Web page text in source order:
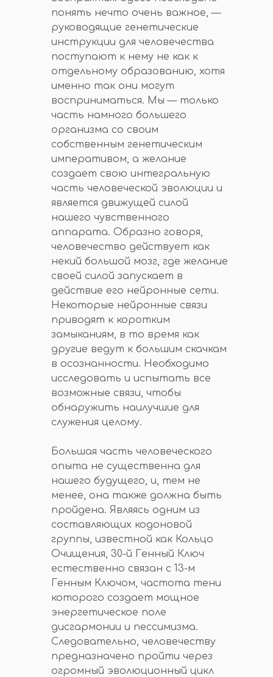
понять нечто очень важное, —
руководящие генетические
инструкции для человечества
поступают к нему не как к
отдельному образованию, хотя
именно так они могут
восприниматься. Мы — только
часть намного большего
организма со своим
собственным генетическим
императивом, а желание
создает свою интегральную
часть человеческой эволюции и
является движущей силой
нашего чувственного
аппарата. Образно говоря,
человечество действует как
некий большой мозг, где желание
своей силой запускает в
действие его нейронные сети.
Некоторые нейронные связи
приводят к коротким
замыканиям, в то время как
другие ведут к большим скачкам
в осознанности. Необходимо
исследовать и испытать все
возможные связи, чтобы
обнаружить наилучшие для
служения целому.
Большая часть человеческого
опыта не существенна для
нашего будущего, и, тем не
менее, она также должна быть
пройдена. Являясь одним из
составляющих кодоновой
группы, известной как Кольцо
Очищения, 30-й Генный Ключ
естественно связан с 13-м
Генным Ключом, частота тени
которого создает мощное
энергетическое поле
дисгармонии и пессимизма.
Следовательно, человечеству
предназначено пройти через
огромный эволюционный цикл